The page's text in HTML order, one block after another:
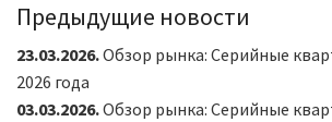
Предыдущие новости
23.03.2026.Обзор рынка: Серийные
2026 года
03.03.2026.Обзор рынка: Серийные